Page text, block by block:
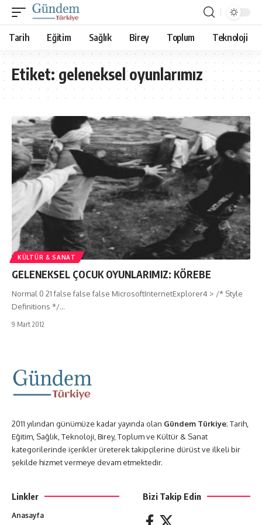
Tarih Eğitim Sağlık Birey Toplum Teknoloji
Etiket:geleneksel oyunlarımız
KÜLTÜR & SANAT
GELENEKSEL ÇOCUK OYUNLARIMIZ: KÖREBE
Normal 0 21 false false false MicrosoftInternetExplorer4 > /* Style
Definitions */…
9 Mart 2012
2011 yılından günümüze kadar yayında olan Gündem Türkiye; Tarih,
Eğitim, Sağlık, Teknoloji, Birey, Toplum ve Kültür & Sanat
kategorilerinde içerikler üreterek takipçilerine dürüst ve ilkeli bir
şekilde hizmet vermeye devam etmektedir.
Linkler
Anasayfa
Bizi Takip Edin